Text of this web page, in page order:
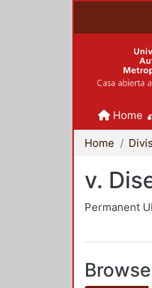
Home
Home
v.
Permanent
Browse